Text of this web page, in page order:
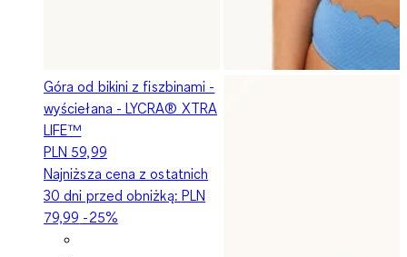
Góra od bikini z fiszbinami -
wyściełana - LYCRA® XTRA
LIFE™
PLN 59,99
Najniższa cena z ostatnich
30 dni przed obniżką: PLN
79,99 -25%